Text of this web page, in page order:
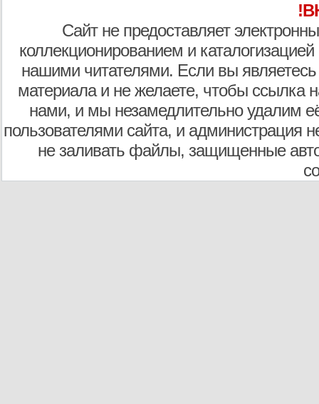
Сайт не предоставляет
коллекционированием и
нашими читателями. Если вы являетесь
материала и не желаете, чтобы ссылка
нами, и мы незамедлительно удалим
пользователями сайта, и администрация
не заливать файлы, защищенные